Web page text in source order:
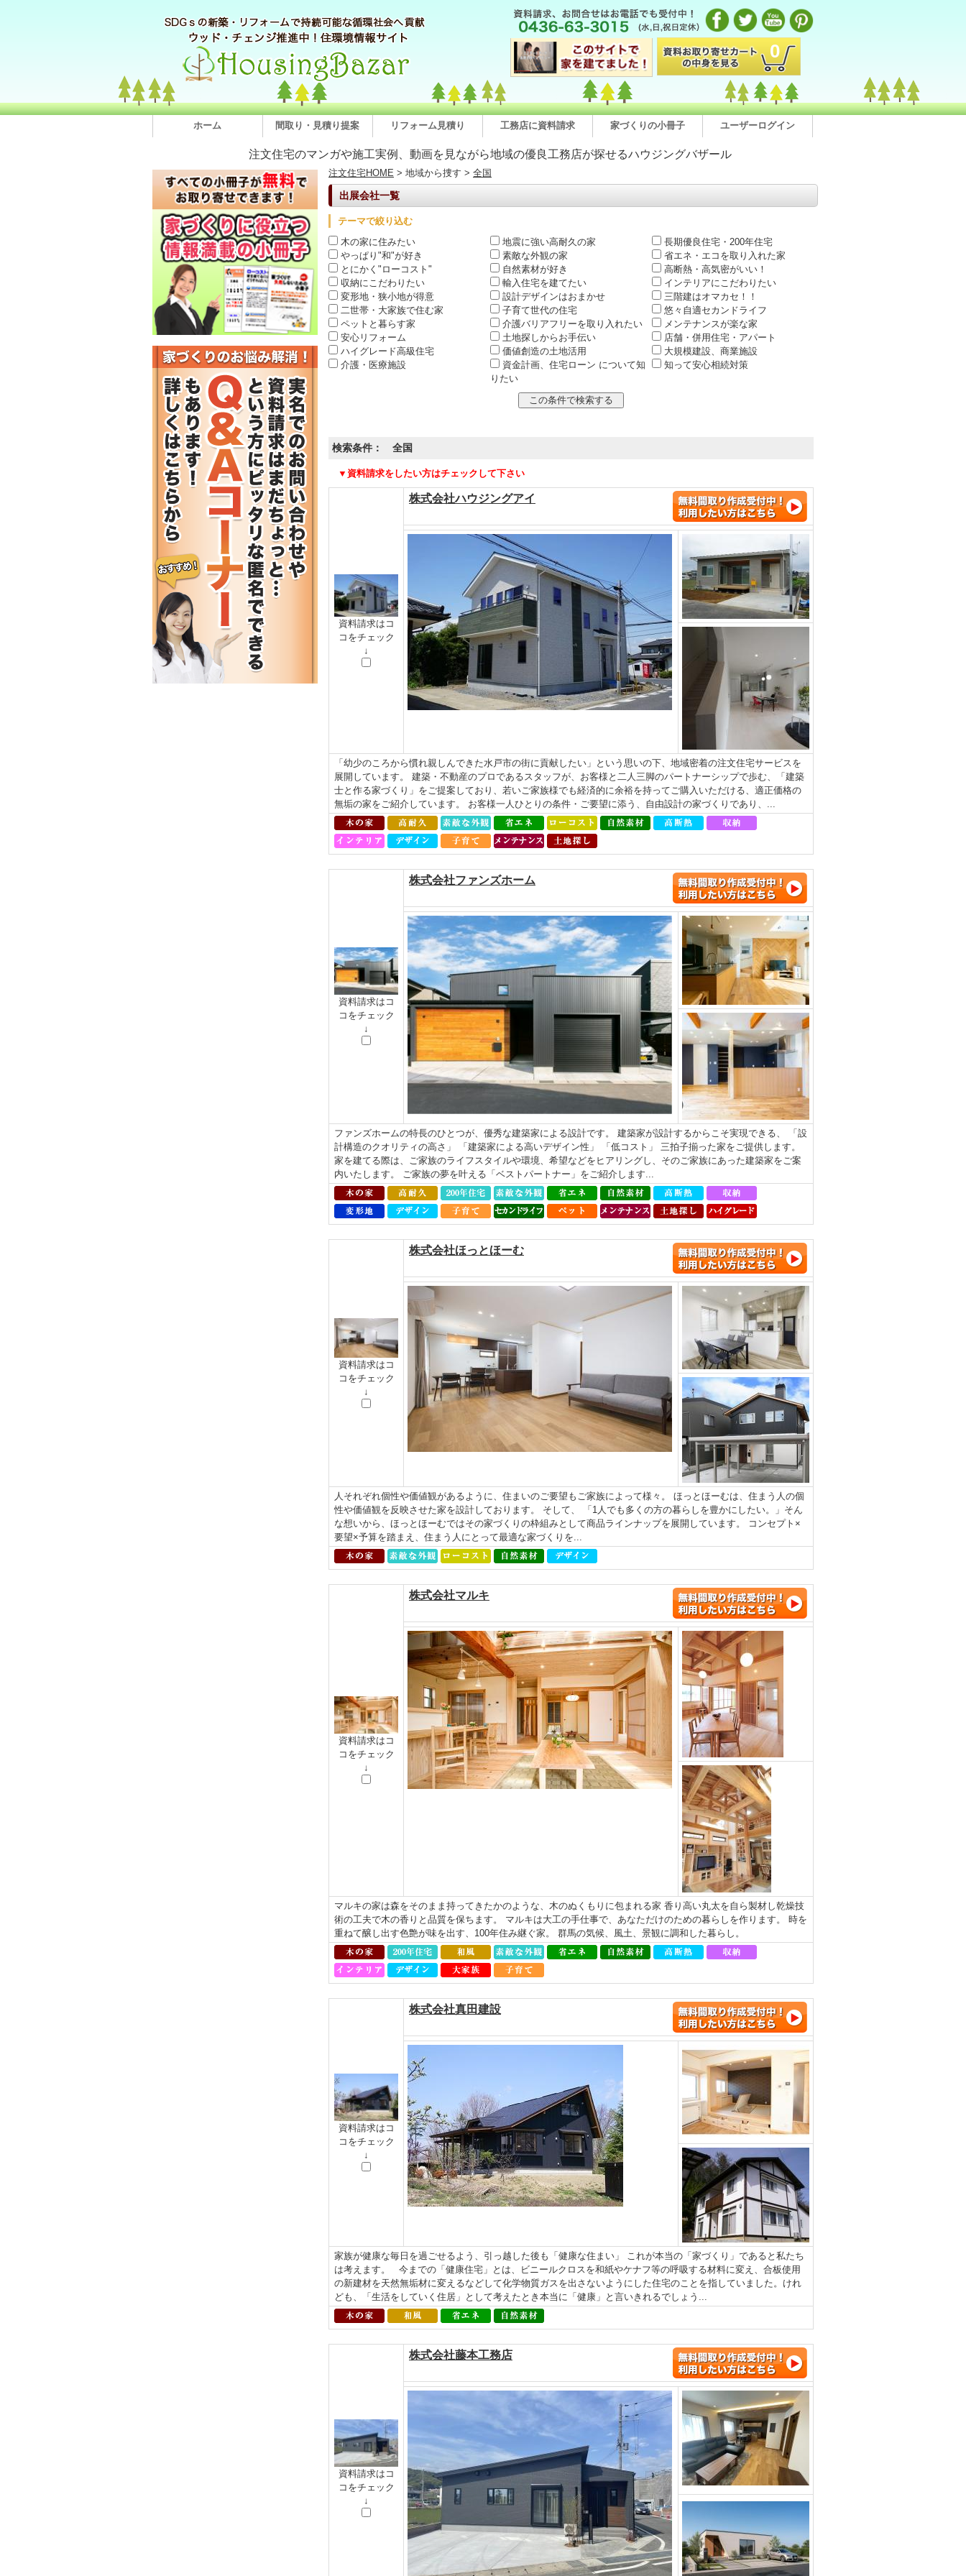
0
ホーム 間取り・見積り提案 リフォーム見積り 工務店に資料請求 家づくりの小冊子 ユーザーログイン
注文住宅のマンガや施工実例、動画を見ながら地域の優良工務店が探せるハウジングバザール
注文住宅HOME > 地域から捜す > 全国
出展会社一覧
テーマで絞り込む
木の家に住みたい
地震に強い高耐久の家
長期優良住宅・200年住宅
やっぱり"和"が好き
素敵な外観の家
省エネ・エコを取り入れた家
とにかく"ローコスト"
自然素材が好き
高断熱・高気密がいい！
収納にこだわりたい
輸入住宅を建てたい
インテリアにこだわりたい
変形地・狭小地が得意
設計デザインはおまかせ
三階建はオマカセ！！
二世帯・大家族で住む家
子育て世代の住宅
悠々自適セカンドライフ
ペットと暮らす家
介護バリアフリーを取り入れたい
メンテナンスが楽な家
安心リフォーム
土地探しからお手伝い
店舗・併用住宅・アパート
ハイグレード高級住宅
価値創造の土地活用
大規模建設、商業施設
介護・医療施設
資金計画、住宅ローン について知
りたい
知って安心相続対策
検索条件： 全国
▼資料請求をしたい方はチェックして下さい
資料請求はコ
コをチェック
↓
株式会社ハウジングアイ
「幼少のころから慣れ親しんできた水戸市の街に貢献したい」という思いの下、地域密着の注文住宅サービスを
展開しています。 建築・不動産のプロであるスタッフが、お客様と二人三脚のパートナーシップで歩む、「建築
士と作る家づくり」をご提案しており、若いご家族様でも経済的に余裕を持ってご購入いただける、適正価格の
無垢の家をご紹介しています。 お客様一人ひとりの条件・ご要望に添う、自由設計の家づくりであり、...
資料請求はコ
コをチェック
↓
株式会社ファンズホーム
ファンズホームの特長のひとつが、優秀な建築家による設計です。 建築家が設計するからこそ実現できる、 「設
計構造のクオリティの高さ」 「建築家による高いデザイン性」 「低コスト」 三拍子揃った家をご提供します。
家を建てる際は、ご家族のライフスタイルや環境、希望などをヒアリングし、そのご家族にあった建築家をご案
内いたします。 ご家族の夢を叶える「ベストパートナー」をご紹介します...
資料請求はコ
コをチェック
↓
株式会社ほっとほーむ
人それぞれ個性や価値観があるように、住まいのご要望もご家族によって様々。 ほっとほーむは、住まう人の個
性や価値観を反映させた家を設計しております。 そして、 「1人でも多くの方の暮らしを豊かにしたい。」そん
な想いから、ほっとほーむではその家づくりの枠組みとして商品ラインナップを展開しています。 コンセプト×
要望×予算を踏まえ、住まう人にとって最適な家づくりを...
資料請求はコ
コをチェック
↓
株式会社マルキ
マルキの家は森をそのまま持ってきたかのような、木のぬくもりに包まれる家 香り高い丸太を自ら製材し乾燥技
術の工夫で木の香りと品質を保ちます。 マルキは大工の手仕事で、あなただけのための暮らしを作ります。 時を
重ねて醸し出す色艶が味を出す、100年住み継ぐ家。 群馬の気候、風土、景観に調和した暮らし。
資料請求はコ
コをチェック
↓
株式会社真田建設
家族が健康な毎日を過ごせるよう、引っ越した後も「健康な住まい」 これが本当の「家づくり」であると私たち
は考えます。 今までの「健康住宅」とは、ビニールクロスを和紙やケナフ等の呼吸する材料に変え、合板使用
の新建材を天然無垢材に変えるなどして化学物質ガスを出さないようにした住宅のことを指していました。けれ
ども、「生活をしていく住居」として考えたとき本当に「健康」と言いきれるでしょう...
資料請求はコ
コをチェック
↓
株式会社藤本工務店